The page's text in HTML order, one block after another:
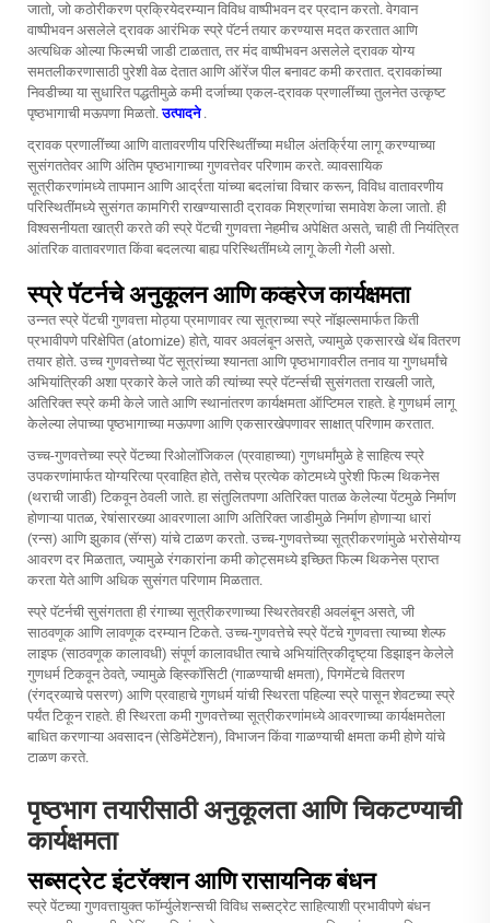
जातो, जो कठोरीकरण प्रक्रियेदरम्यान विविध वाष्पीभवन दर प्रदान करतो. वेगवान
वाष्पीभवन असलेले द्रावक आरंभिक स्प्रे पॅटर्न तयार करण्यास मदत करतात आणि
अत्यधिक ओल्या फिल्मची जाडी टाळतात, तर मंद वाष्पीभवन असलेले द्रावक योग्य
समतलीकरणासाठी पुरेशी वेळ देतात आणि ऑरेंज पील बनावट कमी करतात. द्रावकांच्या
निवडीच्या या सुधारित पद्धतीमुळे कमी दर्जाच्या एकल-द्रावक प्रणालींच्या तुलनेत उत्कृष्ट
पृष्ठभागाची मऊपणा मिळतो.उत्पादने .
द्रावक प्रणालींच्या आणि वातावरणीय परिस्थितींच्या मधील अंतर्क्रिया लागू करण्याच्या
सुसंगततेवर आणि अंतिम पृष्ठभागाच्या गुणवत्तेवर परिणाम करते. व्यावसायिक
सूत्रीकरणांमध्ये तापमान आणि आर्द्रता यांच्या बदलांचा विचार करून, विविध वातावरणीय
परिस्थितींमध्ये सुसंगत कामगिरी राखण्यासाठी द्रावक मिश्रणांचा समावेश केला जातो. ही
विश्वसनीयता खात्री करते की स्प्रे पेंटची गुणवत्ता नेहमीच अपेक्षित असते, चाही ती नियंत्रित
आंतरिक वातावरणात किंवा बदलत्या बाह्य परिस्थितींमध्ये लागू केली गेली असो.
स्प्रे पॅटर्नचे अनुकूलन आणि कव्हरेज कार्यक्षमता
उन्नत स्प्रे पेंटची गुणवत्ता मोठ्या प्रमाणावर त्या सूत्राच्या स्प्रे नॉझल्समार्फत किती
प्रभावीपणे परिक्षेपित (atomize) होते, यावर अवलंबून असते, ज्यामुळे एकसारखे थेंब वितरण
तयार होते. उच्च गुणवत्तेच्या पेंट सूत्रांच्या श्यानता आणि पृष्ठभागावरील तनाव या गुणधर्मांचे
अभियांत्रिकी अशा प्रकारे केले जाते की त्यांच्या स्प्रे पॅटर्न्सची सुसंगतता राखली जाते,
अतिरिक्त स्प्रे कमी केले जाते आणि स्थानांतरण कार्यक्षमता ऑप्टिमल राहते. हे गुणधर्म लागू
केलेल्या लेपाच्या पृष्ठभागाच्या मऊपणा आणि एकसारखेपणावर साक्षात् परिणाम करतात.
उच्च-गुणवत्तेच्या स्प्रे पेंटच्या रिओलॉजिकल (प्रवाहाच्या) गुणधर्मांमुळे हे साहित्य स्प्रे
उपकरणांमार्फत योग्यरित्या प्रवाहित होते, तसेच प्रत्येक कोटमध्ये पुरेशी फिल्म थिकनेस
(थराची जाडी) टिकवून ठेवली जाते. हा संतुलितपणा अतिरिक्त पातळ केलेल्या पेंटमुळे निर्माण
होणाऱ्या पातळ, रेषांसारख्या आवरणाला आणि अतिरिक्त जाडीमुळे निर्माण होणाऱ्या धारां
(रन्स) आणि झुकाव (सॅग्स) यांचे टाळण करतो. उच्च-गुणवत्तेच्या सूत्रीकरणांमुळे भरोसेयोग्य
आवरण दर मिळतात, ज्यामुळे रंगकारांना कमी कोट्समध्ये इच्छित फिल्म थिकनेस प्राप्त
करता येते आणि अधिक सुसंगत परिणाम मिळतात.
स्प्रे पॅटर्नची सुसंगतता ही रंगाच्या सूत्रीकरणाच्या स्थिरतेवरही अवलंबून असते, जी
साठवणूक आणि लावणूक दरम्यान टिकते. उच्च-गुणवत्तेचेस्प्रे पेंटचे गुणवत्ता त्याच्या शेल्फ
लाइफ (साठवणूक कालावधी) संपूर्ण कालावधीत त्याचे अभियांत्रिकीदृष्ट्या डिझाइन केलेले
गुणधर्म टिकवून ठेवते, ज्यामुळे व्हिस्कॉसिटी (गाळण्याची क्षमता), पिगमेंटचे वितरण
(रंगद्रव्याचे पसरण) आणि प्रवाहाचे गुणधर्म यांची स्थिरता पहिल्या स्प्रे पासून शेवटच्या स्प्रे
पर्यंत टिकून राहते. ही स्थिरता कमी गुणवत्तेच्या सूत्रीकरणांमध्ये आवरणाच्या कार्यक्षमतेला
बाधित करणाऱ्या अवसादन (सेडिमेंटेशन), विभाजन किंवा गाळण्याची क्षमता कमी होणे यांचे
टाळण करते.
पृष्ठभाग तयारीसाठी अनुकूलता आणि चिकटण्याची
कार्यक्षमता
सब्सट्रेट इंटरॅक्शन आणि रासायनिक बंधन
स्प्रे पेंटच्या गुणवत्तायुक्त फॉर्म्युलेशन्सची विविध सब्सट्रेट साहित्याशी प्रभावीपणे बंधन